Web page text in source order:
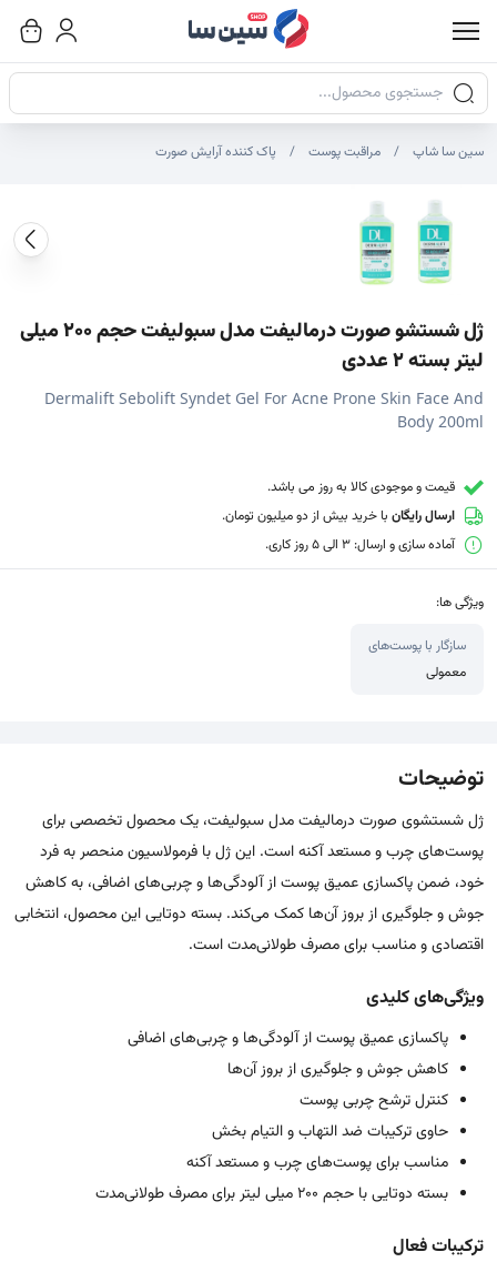
جستجوی محصولات
سین سا شاپ مراقبت پوست پاک کننده آرایش صورت
ژل شستشو صورت درمالیفت مدل سبولیفت حجم 200 میلی
لیتر بسته 2 عددی
Dermalift Sebolift Syndet Gel For Acne Prone Skin Face And
Body 200ml
قیمت و موجودی کالا به روز می باشد.
ارسال رایگان با خرید بیش از دو میلیون تومان.
آماده سازی و ارسال: 3 الی 5 روز کاری.
ویژگی ها:
سازگار با پوست‌های
معمولی
توضیحات
ژل شستشوی صورت درمالیفت مدل سبولیفت، یک محصول تخصصی برای
پوست‌های چرب و مستعد آکنه است. این ژل با فرمولاسیون منحصر به فرد
خود، ضمن پاکسازی عمیق پوست از آلودگی‌ها و چربی‌های اضافی، به کاهش
جوش و جلوگیری از بروز آن‌ها کمک می‌کند. بسته دوتایی این محصول، انتخابی
اقتصادی و مناسب برای مصرف طولانی‌مدت است.
ویژگی‌های کلیدی
پاکسازی عمیق پوست از آلودگی‌ها و چربی‌های اضافی
کاهش جوش و جلوگیری از بروز آن‌ها
کنترل ترشح چربی پوست
حاوی ترکیبات ضد التهاب و التیام بخش
مناسب برای پوست‌های چرب و مستعد آکنه
بسته دوتایی با حجم 200 میلی لیتر برای مصرف طولانی‌مدت
ترکیبات فعال